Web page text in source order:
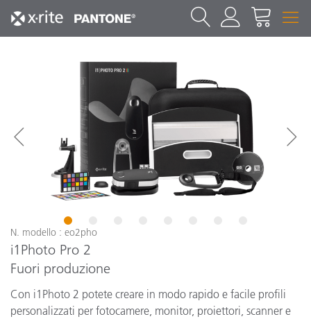
1 2
N. modello : eo2pho
i1Photo Pro 2
Fuori produzione
Con i1Photo 2 potete creare in modo rapido e facile profili
personalizzati per fotocamere, monitor, proiettori, scanner e